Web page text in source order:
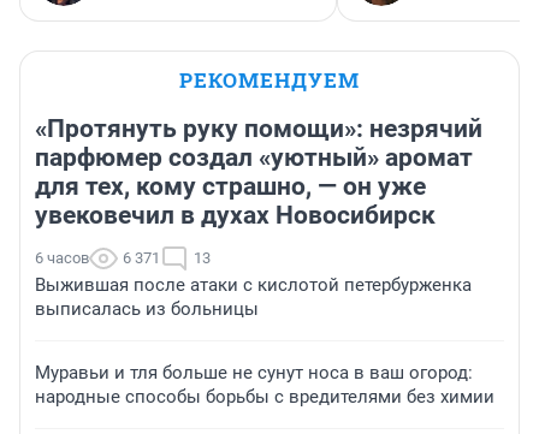
РЕКОМЕНДУЕМ
«Протянуть руку помощи»: незрячий
парфюмер создал «уютный» аромат
для тех, кому страшно, — он уже
увековечил в духах Новосибирск
6 часов 6 371 13
Выжившая после атаки с кислотой петербурженка
выписалась из больницы
Муравьи и тля больше не сунут носа в ваш огород:
народные способы борьбы с вредителями без химии